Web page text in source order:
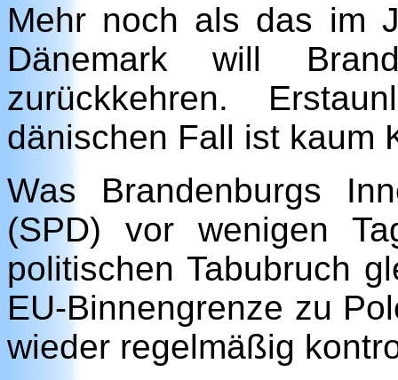
Mehr noch als das im
Dänemark will
zurückkehren.
dänischen Fall ist kaum
Was Brandenburgs
(SPD) vor wenigen
politischen Tabubruch
EU-Binnengrenze zu
wieder regelmäßig